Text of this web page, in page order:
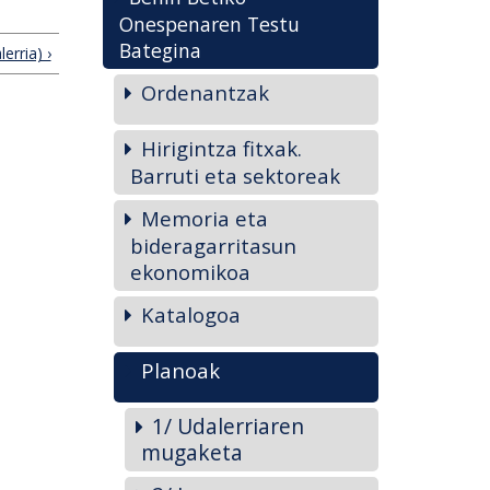
›
Onespenaren Testu
Bategina
Ordenantzak
Hirigintza fitxak.
Barruti eta sektoreak
Memoria eta
bideragarritasun
ekonomikoa
Katalogoa
Planoak
1/ Udalerriaren
mugaketa